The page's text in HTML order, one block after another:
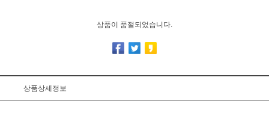
상품이 품절되었습니다.
상품상세정보